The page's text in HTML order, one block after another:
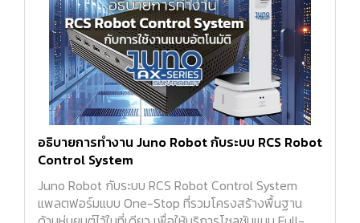
อธิบายการทำงาน Juno Robot กับระบบ RCS Robot
Control System
Juno Robot กับระบบ RCS Robot Control System
แพลตฟอร์มแบบ One-Stop ที่รวมโครงสร้างพื้นฐาน